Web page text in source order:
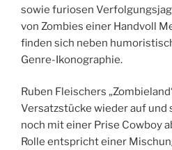
sowie furiosen
von Zombies einer Handvoll
finden sich neben
Genre-Ikonographie.
Ruben Fleischers
Versatzstücke wieder auf und
noch mit einer Prise Cowboy
Rolle entspricht einer